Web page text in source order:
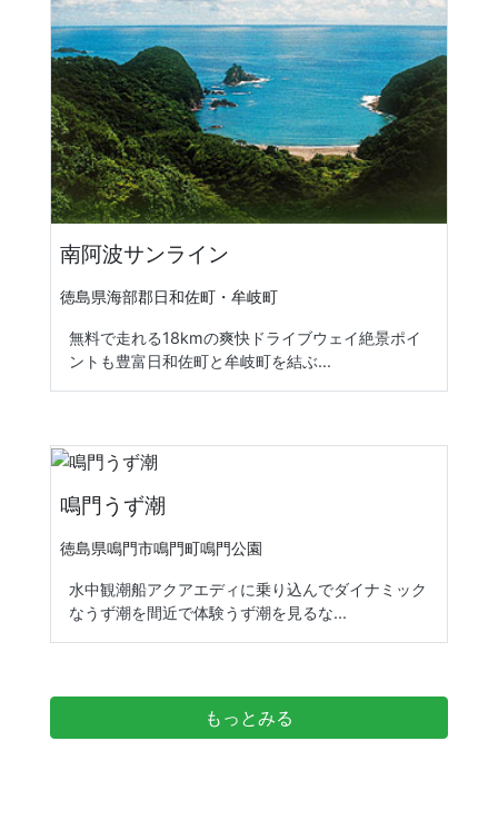
南阿波サンライン
徳島県海部郡日和佐町・牟岐町
無料で走れる18kmの爽快ドライブウェイ絶景ポイ
ントも豊富日和佐町と牟岐町を結ぶ...
鳴門うず潮
徳島県鳴門市鳴門町鳴門公園
水中観潮船アクアエディに乗り込んでダイナミック
なうず潮を間近で体験うず潮を見るな...
もっとみる